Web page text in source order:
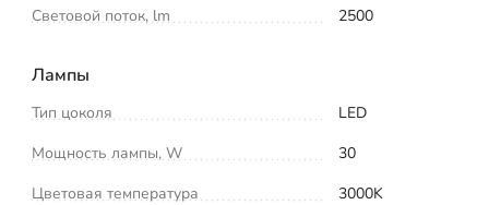
Световой поток, lm
2500
Лампы
Тип цоколя
LED
Мощность лампы, W
30
Цветовая температура
3000K